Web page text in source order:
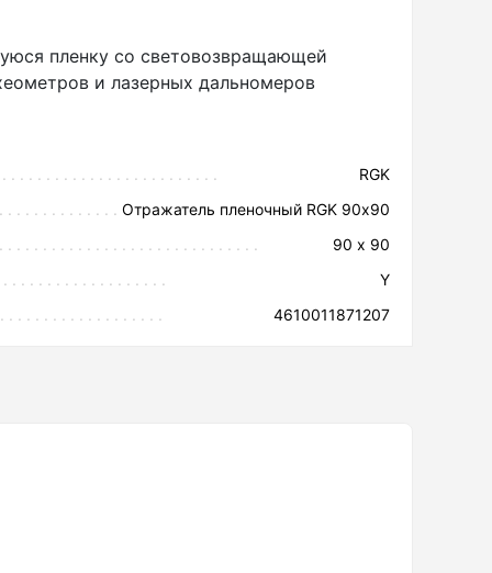
пленку со световозвращающей
и лазерных дальномеров
RGK
Отражатель пленочный RGK 90х90
90 х 90
Y
4610011871207